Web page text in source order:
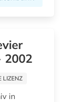
2002
LIZENZ
in